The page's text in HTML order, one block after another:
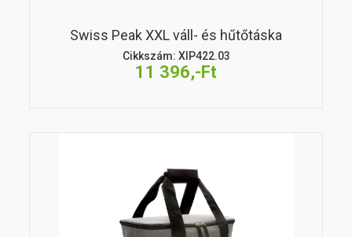
Swiss Peak XXL váll- és hűtőtáska
Cikkszám: XIP422.03
11 396,-Ft